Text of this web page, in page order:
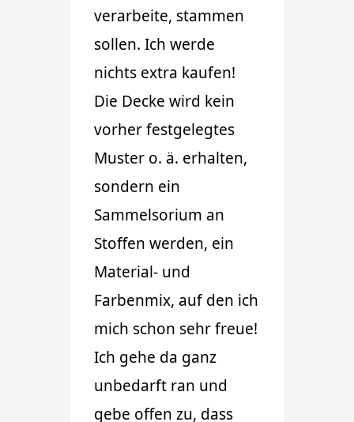
verarbeite, stammen
sollen. Ich werde
nichts extra kaufen!
Die Decke wird kein
vorher festgelegtes
Muster o. ä. erhalten,
sondern ein
Sammelsorium an
Stoffen werden, ein
Material- und
Farbenmix, auf den ich
mich schon sehr freue!
Ich gehe da ganz
unbedarft ran und
gebe offen zu, dass